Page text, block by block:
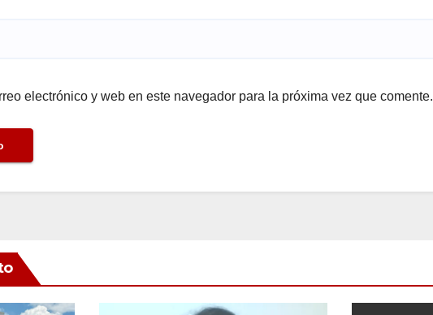
electrónico y web en este navegador para la próxima vez que comente.